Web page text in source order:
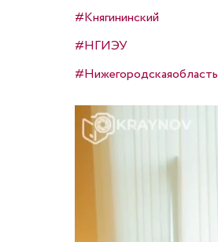
#Княгининский
#НГИЭУ
#Нижегородскаяобласть